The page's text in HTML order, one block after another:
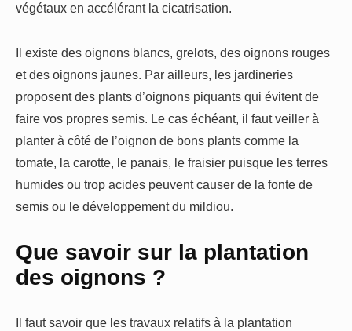
végétaux en accélérant la cicatrisation.
Il existe des oignons blancs, grelots, des oignons rouges
et des oignons jaunes. Par ailleurs, les jardineries
proposent des plants d’oignons piquants qui évitent de
faire vos propres semis. Le cas échéant, il faut veiller à
planter à côté de l’oignon de bons plants comme la
tomate, la carotte, le panais, le fraisier puisque les terres
humides ou trop acides peuvent causer de la fonte de
semis ou le développement du mildiou.
Que savoir sur la plantation
des oignons ?
Il faut savoir que les travaux relatifs à la plantation